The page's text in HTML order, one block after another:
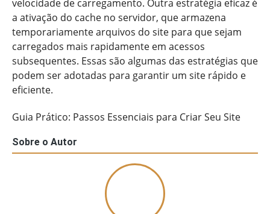
velocidade de carregamento. Outra estratégia eficaz é
a ativação do cache no servidor, que armazena
temporariamente arquivos do site para que sejam
carregados mais rapidamente em acessos
subsequentes. Essas são algumas das estratégias que
podem ser adotadas para garantir um site rápido e
eficiente.
Guia Prático: Passos Essenciais para Criar Seu Site
Sobre o Autor